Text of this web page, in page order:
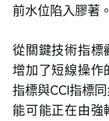
前水位陷入膠著。
從關鍵技術指標
增加了短線操作
指標與CCI指標
能可能正在由強